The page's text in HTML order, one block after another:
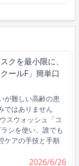
クを最小限に、
ールF」簡単口
が難しい高齢の患
ではありません
スウォッシュ「コ
シを使い、誰でも
ケアの手技と手順
2026/6/26